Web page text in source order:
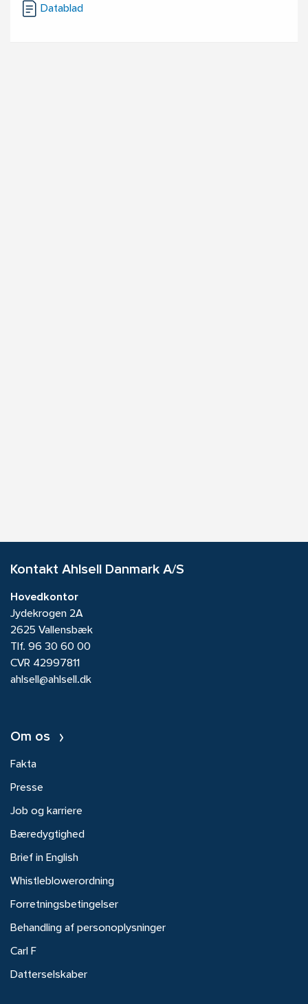
Datablad
Kontakt Ahlsell Danmark A/S
Hovedkontor
Jydekrogen 2A
2625 Vallensbæk
Tlf. 96 30 60 00
CVR 42997811
ahlsell@ahlsell.dk
Om os
Fakta
Presse
Job og karriere
Bæredygtighed
Brief in English
Whistleblowerordning
Forretningsbetingelser
Behandling af personoplysninger
Carl F
Datterselskaber